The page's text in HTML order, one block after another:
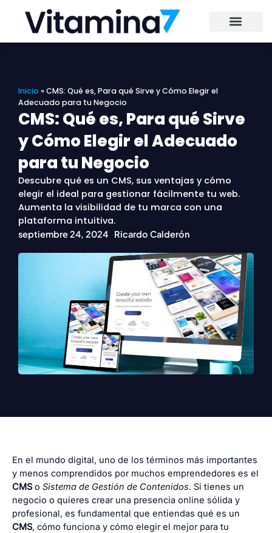
contenido
Inicio »CMS: Qué es, Para qué Sirve y Cómo Elegir el
Adecuado para tu Negocio
CMS: Qué es, Para qué Sirve
y Cómo Elegir el Adecuado
para tu Negocio
Descubre qué es un CMS, sus ventajas y cómo
elegir el ideal para gestionar fácilmente tu web.
Aumenta la visibilidad de tu marca con una
plataforma intuitiva.
septiembre 24, 2024 Ricardo Calderón
En el mundo digital, uno de los términos más importantes
y menos comprendidos por muchos emprendedores es el
CMS o Sistema de Gestión de Contenidos. Si tienes un
negocio o quieres crear una presencia online sólida y
profesional, es fundamental que entiendas qué es un
CMS, cómo funciona y cómo elegir el mejor para tu